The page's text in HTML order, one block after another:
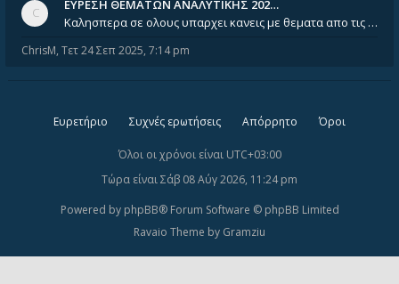
ΕΥΡΕΣΗ ΘΕΜΑΤΩΝ ΑΝΑΛΥΤΙΚΗΣ 202…
Καλησπερα σε ολους υπαρχει κανεις με θεματα απο τις εξετασεις του ιουνιου και σεπτεμβρίου για την αναλυτικη χημεια
ChrisM, Τετ 24 Σεπ 2025, 7:14 pm
Ευρετήριο Συχνές ερωτήσεις Απόρρητο Όροι
Όλοι οι χρόνοι είναι UTC+03:00
Τώρα είναι Σάβ 08 Αύγ 2026, 11:24 pm
Powered by phpBB® Forum Software © phpBB Limited
Ravaio Theme by Gramziu